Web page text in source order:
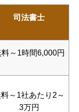
司法書士
～1時間6,000円
～1社あたり2～
3万円